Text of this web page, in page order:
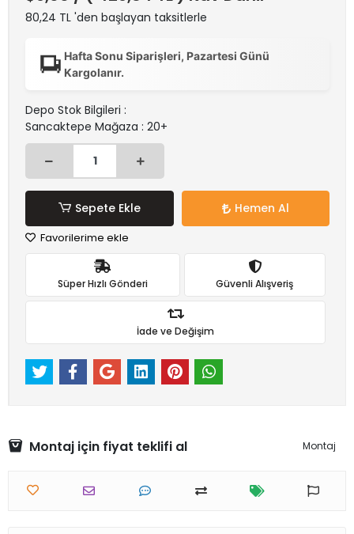
80,24 TL 'den başlayan taksitlerle
Hafta Sonu Siparişleri, Pazartesi Günü
Kargolanır.
Depo Stok Bilgileri :
Sancaktepe Mağaza : 20+
Sepete Ekle Hemen Al
Favorilerime ekle
Süper Hızlı Gönderi Güvenli Alışveriş
İade ve Değişim
Montaj için fiyat teklifi al Montaj